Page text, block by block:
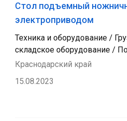
Стол подъемный
электроприводом
Техника и оборудование /
складское оборудование /
Краснодарский край
15.08.2023